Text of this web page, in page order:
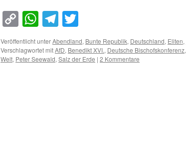
Copy
Link
WhatsApp
Telegram
Veröffentlicht unterAbendland, Bunte Republik, Deutschland, Eliten,
Verschlagwortet mitAfD, Benedikt XVI., Deutsche Bischofskonferenz,
Welt, Peter Seewald, Salz der Erde | 2 Kommentare